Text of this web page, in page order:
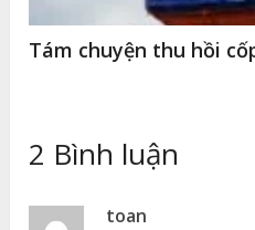
Tám chuyện thu hồi
2 Bình luận
toan